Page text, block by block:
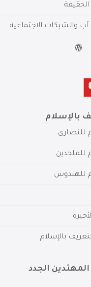
والشبكات الاجتماعية
بالإسلام
للنصارى
للملحدين
للهندوس
بالإسلام
الجدد